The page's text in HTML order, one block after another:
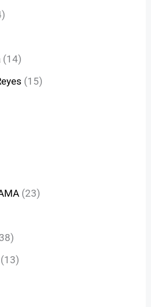
(14)
(15)
(23)
(13)